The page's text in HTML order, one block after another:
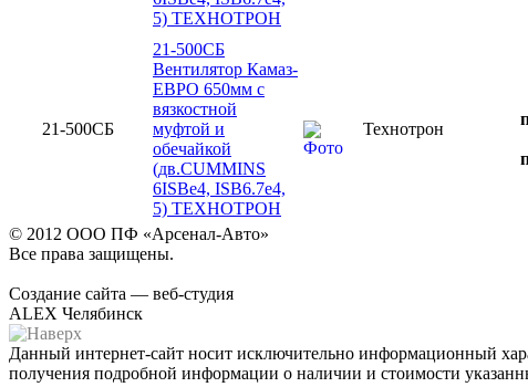
5) ТЕХНОТРОН
21-500СБ
21-500СБ
Вентилятор Камаз-
ЕВРО 650мм с
вязкостной
муфтой и
обечайкой
(дв.CUMMINS
6ISBe4, ISB6.7e4,
5) ТЕХНОТРОН
Технотрон
© 2012 ООО ПФ «Арсенал-Авто»
Все права защищены.
Создание сайта — веб-студия
ALEX Челябинск
Данный интернет-сайт носит исключительно информационный
получения подробной информации о наличии и стоимости